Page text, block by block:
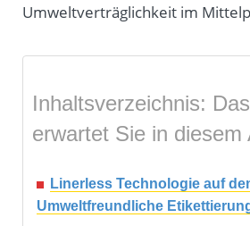
Umweltverträglichkeit im
Inhaltsverzeichnis: Das
erwartet Sie in diesem
Linerless Technologie auf
Umweltfreundliche